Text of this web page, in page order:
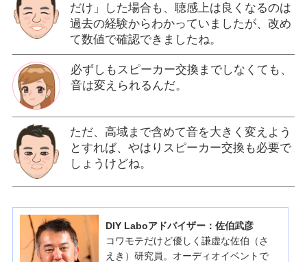
だけ」した場合も、聴感上は良くなるのは
過去の経験からわかっていましたが、改め
て数値で確認できましたね。
必ずしもスピーカー交換までしなくても、
音は変えられるんだ。
ただ、高域まで含めて音を大きく変えよう
とすれば、やはりスピーカー交換も必要で
しょうけどね。
DIY Laboアドバイザー：佐伯武彦
コワモテだけど優しく謙虚な佐伯（さ
えき）研究員。オーディオイベントで